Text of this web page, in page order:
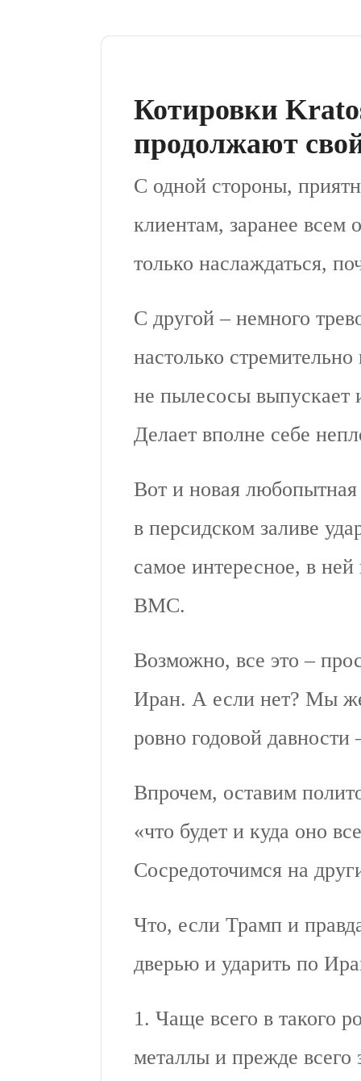
Котировки
продолжают
С одной стороны,
клиентам, заранее всем
только наслаждаться,
С другой – немного
настолько
не пылесосы выпускает
Делает вполне себе
Вот и новая
в персидском заливе
самое интересное, в
ВМС.
Возможно, все это –
Иран. А если нет? Мы
ровно годовой давности
Впрочем, оставим
«что будет и куда оно
Сосредоточимся на
Что, если Трамп и
дверью и ударить по
1. Чаще всего в такого
металлы и прежде всего